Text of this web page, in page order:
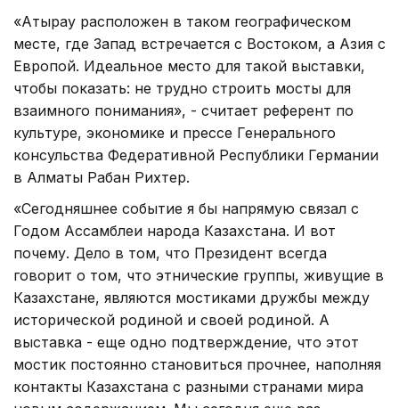
«Атырау расположен в таком географическом
месте, где Запад встречается с Востоком, а Азия с
Европой. Идеальное место для такой выставки,
чтобы показать: не трудно строить мосты для
взаимного понимания», - считает референт по
культуре, экономике и прессе Генерального
консульства Федеративной Республики Германии
в Алматы Рабан Рихтер.
«Сегодняшнее событие я бы напрямую связал с
Годом Ассамблеи народа Казахстана. И вот
почему. Дело в том, что Президент всегда
говорит о том, что этнические группы, живущие в
Казахстане, являются мостиками дружбы между
исторической родиной и своей родиной. А
выставка - еще одно подтверждение, что этот
мостик постоянно становиться прочнее, наполняя
контакты Казахстана с разными странами мира